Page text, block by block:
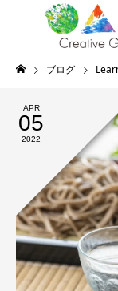
ブログ
APR
05
2022